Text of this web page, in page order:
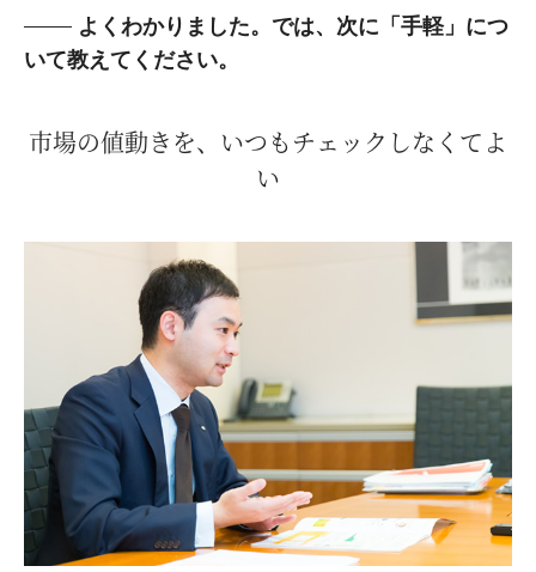
よくわかりました。では、次に「手軽」につ
いて教えてください。
市場の値動きを、いつもチェックしなくてよ
い